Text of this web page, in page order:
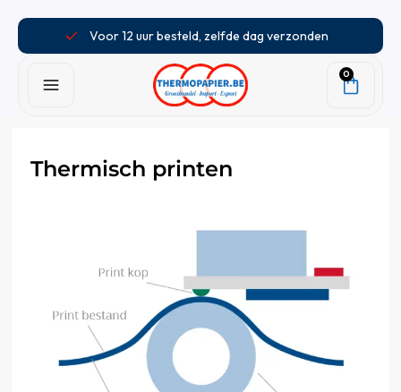
Voor 12 uur besteld, zelfde dag verzonden
0
Thermisch printen